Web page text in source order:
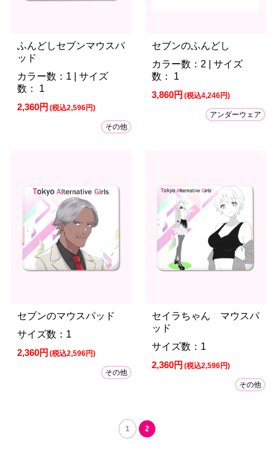
ふんどしセブンマウスパ
ッド
カラー数：1 | サイズ
数： 1
2,360円 (税込2,596円)
その他
セブンのふんどし
カラー数：2 | サイズ
数： 1
3,860円 (税込4,246円)
アンダーウェア
セブンのマウスパッド
サイズ数：1
2,360円 (税込2,596円)
その他
セイラちゃん マウスパ
ッド
サイズ数：1
2,360円 (税込2,596円)
その他
1 2